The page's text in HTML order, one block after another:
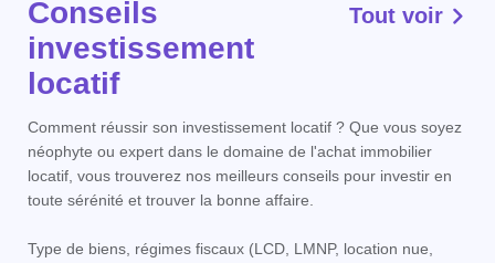
Conseils
investissement
locatif
Tout voir
Comment réussir son investissement locatif ? Que vous soyez
néophyte ou expert dans le domaine de l'achat immobilier
locatif, vous trouverez nos meilleurs conseils pour investir en
toute sérénité et trouver la bonne affaire.
Type de biens, régimes fiscaux (LCD, LMNP, location nue,